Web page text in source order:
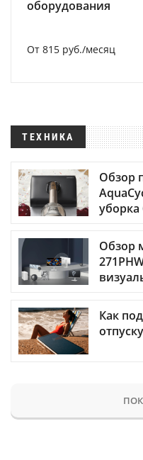
оборудования
От 815 руб./месяц
ТЕХНИКА
Обзор
уборка
Обзор
Как